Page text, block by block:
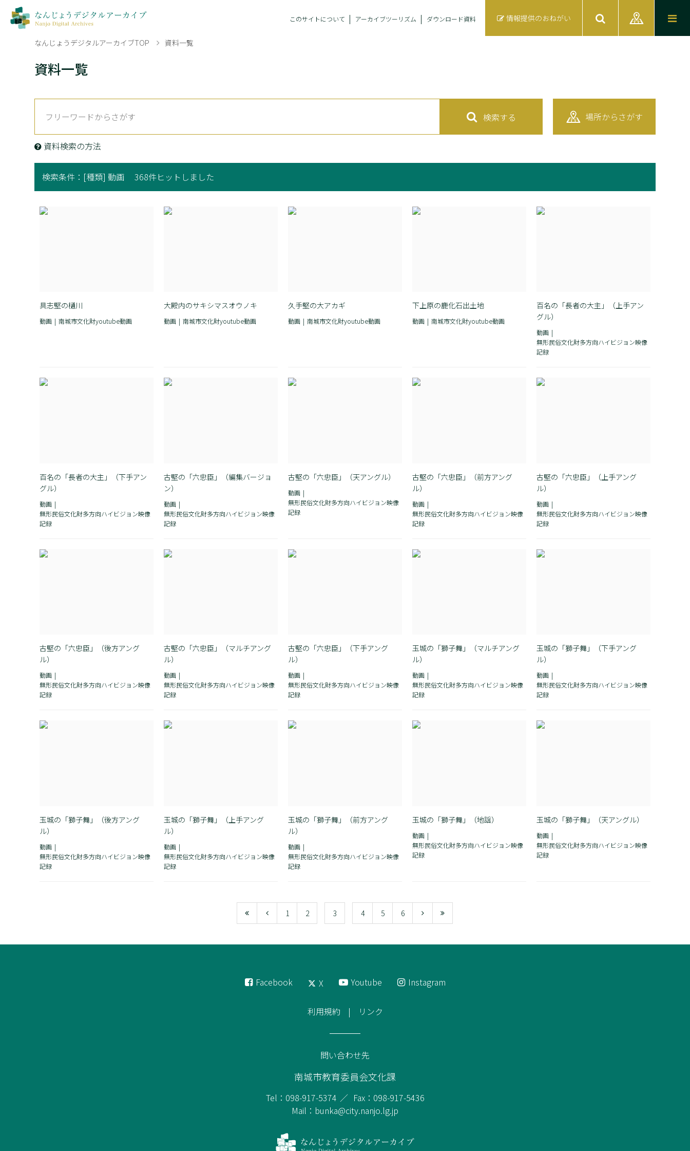
このサイトについて アーカイブツーリズム ダウンロード資料 情報提供のおねがい
なんじょうデジタルアーカイブTOP 資料一覧
資料一覧
検索する 場所からさがす
資料検索の方法
検索条件： [種類] 動画 368件ヒットしました
具志堅の樋川
動画 南城市文化財youtube動画
大殿内のサキシマスオウノキ
動画 南城市文化財youtube動画
久手堅の大アカギ
動画 南城市文化財youtube動画
下上原の鹿化石出土地
動画 南城市文化財youtube動画
百名の「長者の大主」（上手アン
グル）
動画
無形民俗文化財多方向ハイビジョン映像
記録
百名の「長者の大主」（下手アン
グル）
動画
無形民俗文化財多方向ハイビジョン映像
記録
古堅の「六忠臣」（編集バージョ
ン）
動画
無形民俗文化財多方向ハイビジョン映像
記録
古堅の「六忠臣」（天アングル）
動画
無形民俗文化財多方向ハイビジョン映像
記録
古堅の「六忠臣」（前方アング
ル）
動画
無形民俗文化財多方向ハイビジョン映像
記録
古堅の「六忠臣」（上手アング
ル）
動画
無形民俗文化財多方向ハイビジョン映像
記録
古堅の「六忠臣」（後方アング
ル）
動画
無形民俗文化財多方向ハイビジョン映像
記録
古堅の「六忠臣」（マルチアング
ル）
動画
無形民俗文化財多方向ハイビジョン映像
記録
古堅の「六忠臣」（下手アング
ル）
動画
無形民俗文化財多方向ハイビジョン映像
記録
玉城の「獅子舞」（マルチアング
ル）
動画
無形民俗文化財多方向ハイビジョン映像
記録
玉城の「獅子舞」（下手アング
ル）
動画
無形民俗文化財多方向ハイビジョン映像
記録
玉城の「獅子舞」（後方アング
ル）
動画
無形民俗文化財多方向ハイビジョン映像
記録
玉城の「獅子舞」（上手アング
ル）
動画
無形民俗文化財多方向ハイビジョン映像
記録
玉城の「獅子舞」（前方アング
ル）
動画
無形民俗文化財多方向ハイビジョン映像
記録
玉城の「獅子舞」（地謡）
動画
無形民俗文化財多方向ハイビジョン映像
記録
玉城の「獅子舞」（天アングル）
動画
無形民俗文化財多方向ハイビジョン映像
記録
1 2 3 4 5 6
Facebook X Youtube Instagram
利用規約 リンク
問い合わせ先
南城市教育委員会文化課
Tel：098-917-5374
Fax：098-917-5436
Mail：bunka@city.nanjo.lg.jp